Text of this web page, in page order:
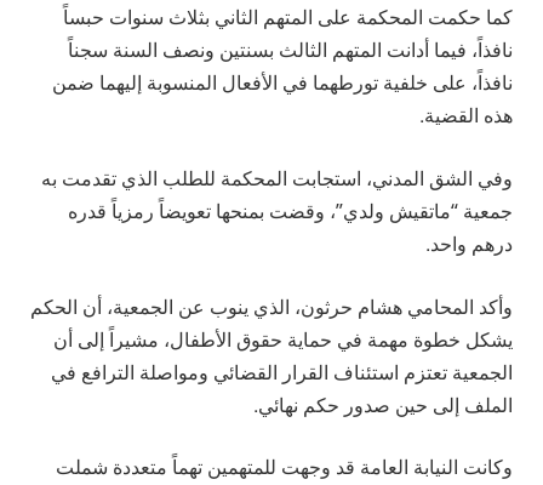
كما حكمت المحكمة على المتهم الثاني بثلاث سنوات حبساً
نافذاً، فيما أدانت المتهم الثالث بسنتين ونصف السنة سجناً
نافذاً، على خلفية تورطهما في الأفعال المنسوبة إليهما ضمن
هذه القضية.
وفي الشق المدني، استجابت المحكمة للطلب الذي تقدمت به
جمعية “ماتقيش ولدي”، وقضت بمنحها تعويضاً رمزياً قدره
درهم واحد.
وأكد المحامي هشام حرثون، الذي ينوب عن الجمعية، أن الحكم
يشكل خطوة مهمة في حماية حقوق الأطفال، مشيراً إلى أن
الجمعية تعتزم استئناف القرار القضائي ومواصلة الترافع في
الملف إلى حين صدور حكم نهائي.
وكانت النيابة العامة قد وجهت للمتهمين تهماً متعددة شملت